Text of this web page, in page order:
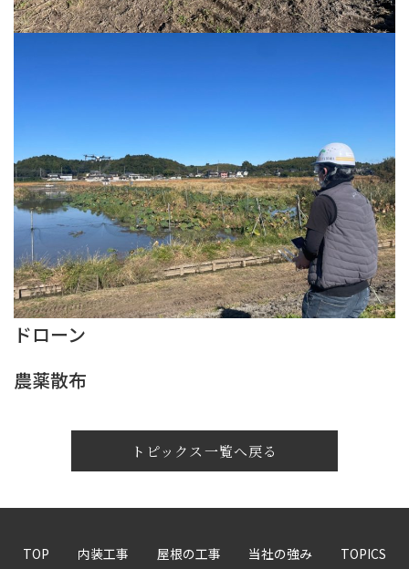
ドローン
農薬散布
トピックス一覧へ戻る
TOP 内装工事 屋根の工事 当社の強み TOPICS